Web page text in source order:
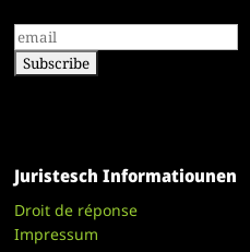
Juristesch Informatiounen
Droit de réponse
Impressum